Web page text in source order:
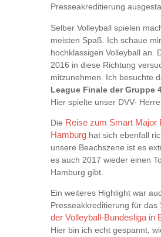
Presseakreditierung
Selber Volleyball spielen
meisten Spaß. Ich schaue
hochklassigen Volleyball an.
2016 in diese Richtung
mitzunehmen. Ich besuchte
League Finale der Gruppe
Hier spielte unser DVV-
Die Reise zum Smart Major
Hamburg hat sich ebenfall
unsere Beachszene ist es
es auch 2017 wieder einen
Hamburg gibt.
Ein weiteres Highlight war
Presseakkreditierung für das
der Volleyball-Bundesliga in
Hier bin ich echt gespannt,